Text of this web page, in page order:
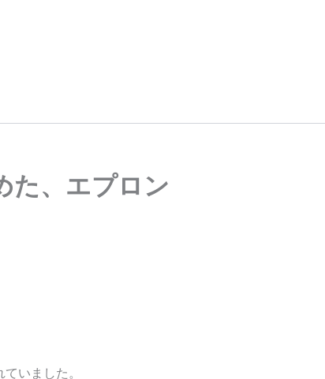
た、エプロン
いました。